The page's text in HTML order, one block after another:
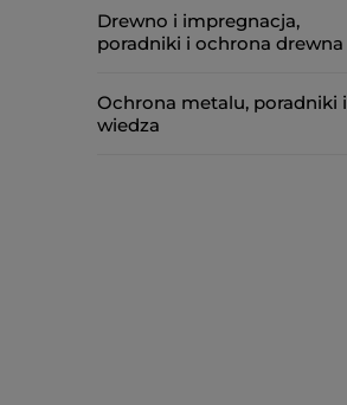
Drewno i impregnacja,
poradniki i ochrona drewna
Ochrona metalu, poradniki i
wiedza